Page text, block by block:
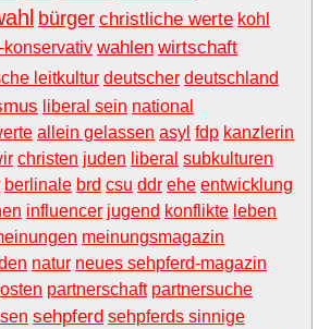
bürger christliche werte kohl
konservativ wahlen wirtschaft
leitkultur deutscher deutschland
liberal sein national
allein gelassen asyl fdp kanzlerin
christen juden liberal subkulturen
berlinale brd csu ddr ehe entwicklung
influencer jugend konflikte leben
meinungsmagazin
natur neues sehpferd-magazin
osten partnerschaft partnersuche
sehpferd sehpferds sinnige